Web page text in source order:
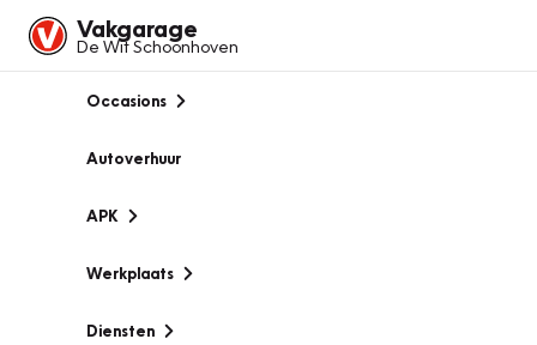
Vakgarage
De Wit Schoonhoven
Occasions
Autoverhuur
APK
Werkplaats
Diensten